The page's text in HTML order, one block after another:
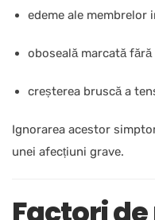
edeme ale membrelor
oboseală marcată fără
creșterea bruscă a
Ignorarea acestor
unei afecțiuni grave.